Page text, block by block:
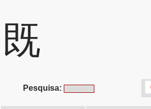
既
Pesquisa: